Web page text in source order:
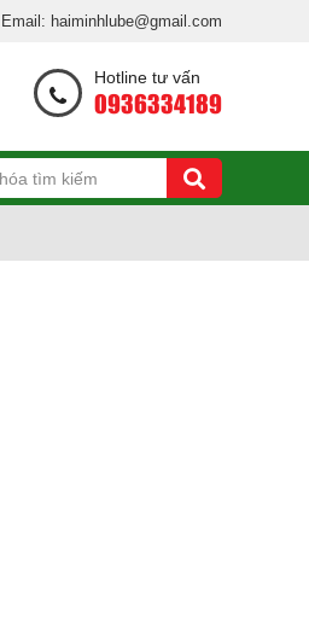
Email: haiminhlube@gmail.com
Hotline tư vấn
0936334189